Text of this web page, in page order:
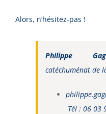
Alors, n’hésitez-pas !
Philippe
catéchuménat de
Tél : 06 03